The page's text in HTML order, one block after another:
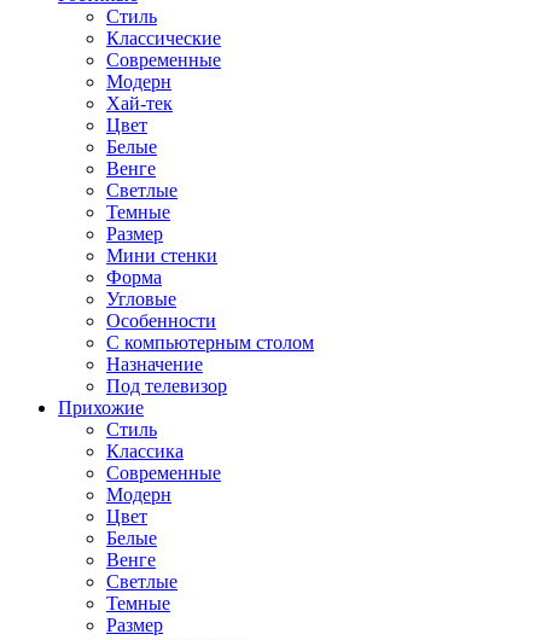
Стиль
Классические
Современные
Модерн
Хай-тек
Цвет
Белые
Венге
Светлые
Темные
Размер
Мини стенки
Форма
Угловые
Особенности
С компьютерным столом
Назначение
Под телевизор
Прихожие
Стиль
Классика
Современные
Модерн
Цвет
Белые
Венге
Светлые
Темные
Размер